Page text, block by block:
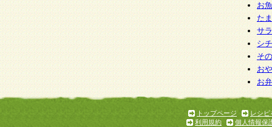
お
た
サ
シ
そ
お
お
トップページ
レシピ
利用規約
個人情報保